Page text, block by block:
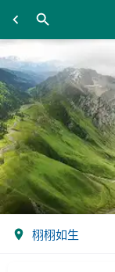
栩栩如生